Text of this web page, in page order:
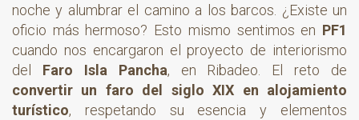
noche y alumbrar el camino a los barcos. ¿Existe un
oficio más hermoso? Esto mismo sentimos en PF1
cuando nos encargaron el proyecto de interiorismo
del Faro Isla Pancha, en Ribadeo. El reto de
convertir un faro del siglo XIX en alojamiento
turístico, respetando su esencia y elementos